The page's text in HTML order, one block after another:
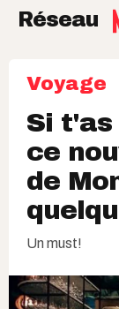
Réseau
Voyage
Si t'as
ce
de
Un must!